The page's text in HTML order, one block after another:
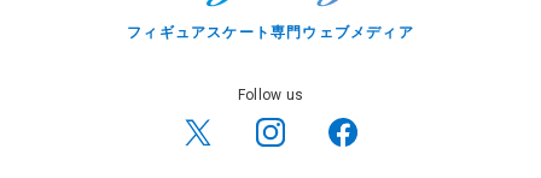
フィギュアスケート専門ウェブメディア
Follow us